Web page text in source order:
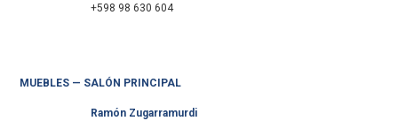
+598 98 630 604
MUEBLES — SALÓN PRINCIPAL
Ramón Zugarramurdi